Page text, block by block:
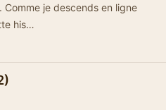
je descends en ligne
his…